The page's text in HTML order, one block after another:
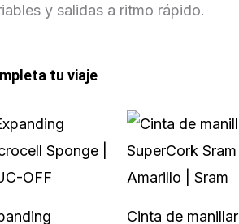
y salidas a ritmo rápido.
tu viaje
Cinta de manillar